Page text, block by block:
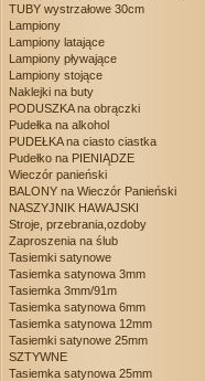
TUBY wystrzałowe 30cm
Lampiony
Lampiony latające
Lampiony pływające
Lampiony stojące
Naklejki na buty
PODUSZKA na obrączki
Pudełka na alkohol
PUDEŁKA na ciasto ciastka
Pudełko na PIENIĄDZE
Wieczór panieński
BALONY na Wieczór Panieński
NASZYJNIK HAWAJSKI
Stroje, przebrania,ozdoby
Zaproszenia na ślub
Tasiemki satynowe
Tasiemka satynowa 3mm
Tasiemka 3mm/91m
Tasiemka satynowa 6mm
Tasiemka satynowa 12mm
Tasiemki satynowe 25mm
SZTYWNE
Tasiemka satynowa 25mm